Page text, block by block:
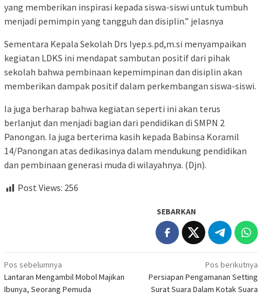
yang memberikan inspirasi kepada siswa-siswi untuk tumbuh
menjadi pemimpin yang tangguh dan disiplin.” jelasnya
Sementara Kepala Sekolah Drs Iyep.s.pd,m.si menyampaikan
kegiatan LDKS ini mendapat sambutan positif dari pihak
sekolah bahwa pembinaan kepemimpinan dan disiplin akan
memberikan dampak positif dalam perkembangan siswa-siswi.
Ia juga berharap bahwa kegiatan seperti ini akan terus
berlanjut dan menjadi bagian dari pendidikan di SMPN 2
Panongan. Ia juga berterima kasih kepada Babinsa Koramil
14/Panongan atas dedikasinya dalam mendukung pendidikan
dan pembinaan generasi muda di wilayahnya. (Djn).
Post Views: 256
SEBARKAN
Navigasi
pos
Pos sebelumnya
Lantaran Mengambil Mobol Majikan
Ibunya, Seorang Pemuda
Pos berikutnya
Persiapan Pengamanan Setting
Surat Suara Dalam Kotak Suara